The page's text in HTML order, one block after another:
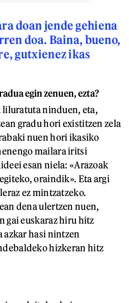
doan jende gehiena
doa. Baina, bueno,
gutxienez ikas
egin zenuen, ezta?
liluratuta ninduen, eta,
gradu hori existitzen zela
nuen hori ikasiko
mailara iritsi
esan niela: «Arazoak
oraindik». Eta argi
ez mintzatzeko.
dena ulertzen nuen,
gai euskaraz hiru hitz
azkar hasi nintzen
hizkeran hitz